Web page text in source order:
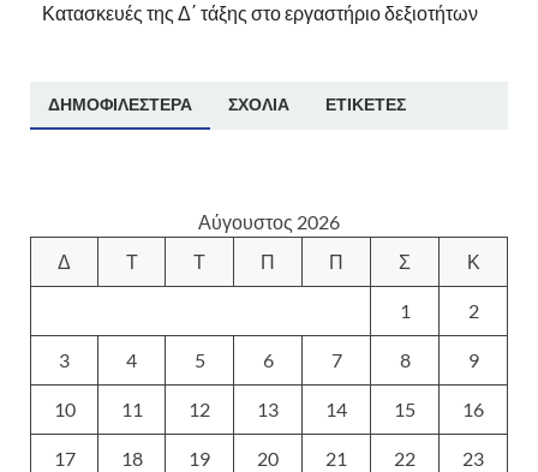
Κατασκευές της Δ΄ τάξης στο εργαστήριο δεξιοτήτων
ΔΗΜΟΦΙΛΈΣΤΕΡΑ ΣΧΌΛΙΑ ΕΤΙΚΈΤΕΣ
Αύγουστος 2026
Δ
Τ Τ Π Π Σ Κ
1 2
3 4 5 6 7 8 9
10 11 12 13 14 15 16
17 18 19 20 21 22 23